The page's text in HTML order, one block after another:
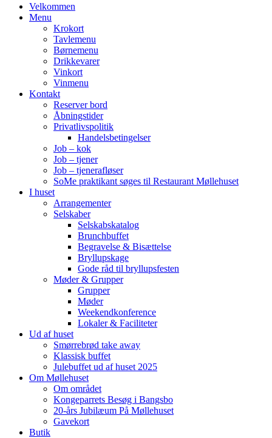
Primary
Menu
Velkommen
Menu
Krokort
Tavlemenu
Børnemenu
Drikkevarer
Vinkort
Vinmenu
Kontakt
Reserver bord
Åbningstider
Privatlivspolitik
Handelsbetingelser
Job – kok
Job – tjener
Job – tjenerafløser
SoMe praktikant søges til Restaurant Møllehuset
I huset
Arrangementer
Selskaber
Selskabskatalog
Brunchbuffet
Begravelse & Bisættelse
Bryllupskage
Gode råd til bryllupsfesten
Møder & Grupper
Grupper
Møder
Weekendkonference
Lokaler & Faciliteter
Ud af huset
Smørrebrød take away
Klassisk buffet
Julebuffet ud af huset 2025
Om Møllehuset
Om området
Kongeparrets Besøg i Bangsbo
20-års Jubilæum På Møllehuset
Gavekort
Butik